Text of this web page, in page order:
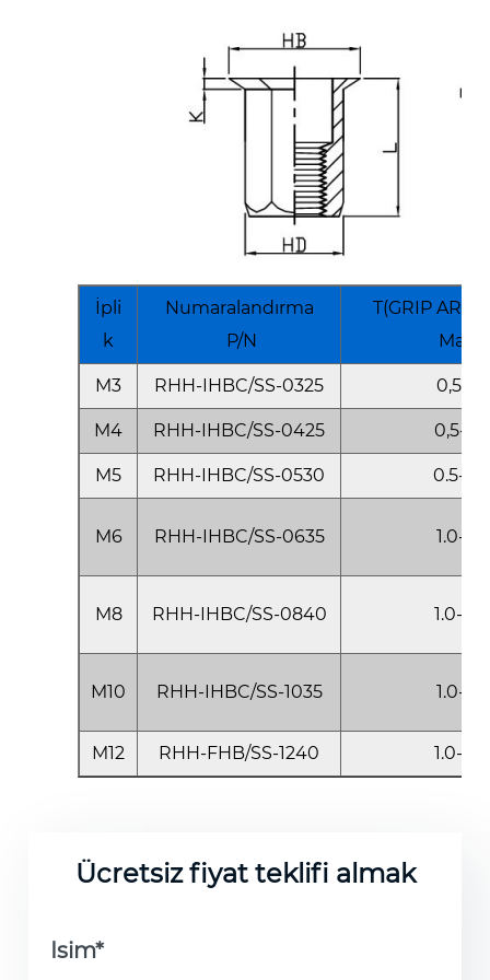
İpli
k
Numaralandırma
P/N
T(GRIP
Maks
M3 RHH-IHBC/SS-0325 0,5-1,5
M4 RHH-IHBC/SS-0425 0,5-2,5
M5 RHH-IHBC/SS-0530 0.5-3.0
M6 RHH-IHBC/SS-0635 1.0-3.5
M8 RHH-IHBC/SS-0840 1.0-4.0
M10 RHH-IHBC/SS-1035 1.0-3.5
M12 RHH-FHB/SS-1240 1.0-4.0
Ücretsiz fiyat teklifi almak
Isim*